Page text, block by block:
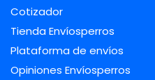
Cotizador
Tienda Envíosperros
Plataforma de envíos
Opiniones Envíosperros